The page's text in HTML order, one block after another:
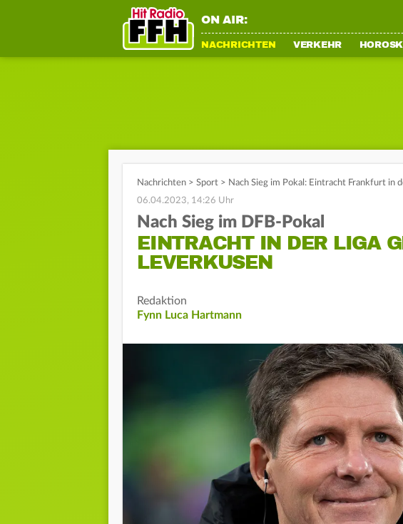
ON AIR:
NACHRICHTEN VERKEHR
Nachrichten > Sport > Nach Sieg im Pokal: Eintracht Frankfurt in
06.04.2023, 14:26 Uhr
Nach Sieg im DFB-Pokal
EINTRACHT IN DER LIGA
LEVERKUSEN
Redaktion
Fynn Luca Hartmann